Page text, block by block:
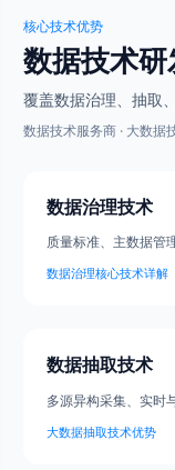
核心技术优势
数据技术
覆盖数据治理、抽取
数据技术服务商 · 大数据
数据治理技术
质量标准、主数据管
数据治理核心技术详解
数据抽取技术
多源异构采集、实时
大数据抽取技术优势